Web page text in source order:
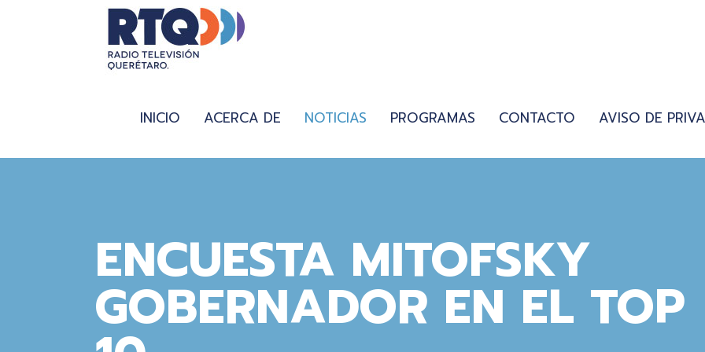
INICIO ACERCA DE NOTICIAS PROGRAMAS CONTACTO AVISO DE
ENCUESTA MITOFSKY
GOBERNADOR EN EL TOP